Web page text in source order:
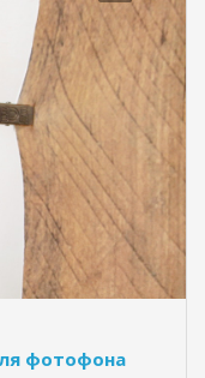
фотофона